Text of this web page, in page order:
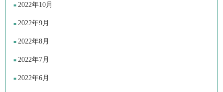
2022年10月
2022年9月
2022年8月
2022年7月
2022年6月